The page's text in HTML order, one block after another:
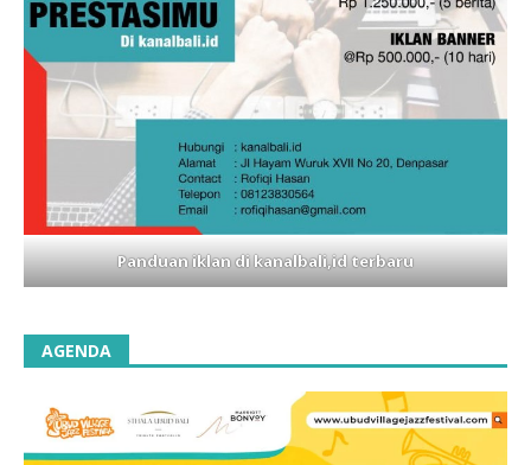
Panduan iklan di kanalbali,id terbaru
AGENDA